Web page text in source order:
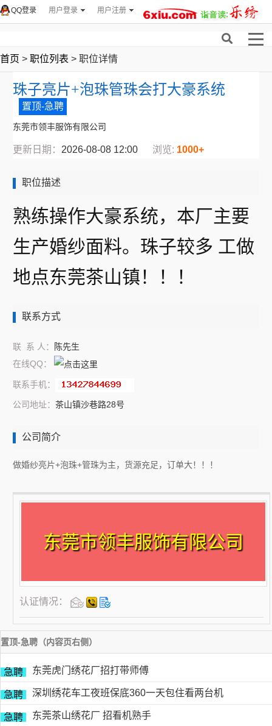
用户登录 用户注册
QQ登录
首页 > 职位列表 > 职位详情
珠子亮片+泡珠管珠会打大豪系统
置顶-急聘
东莞市领丰服饰有限公司
更新日期： 2026-08-08 12:00 浏览: 1000+
职位描述
熟练操作大豪系统，本厂主要
生产婚纱面料。珠子较多 工做
地点东莞茶山镇！！！
联系方式
联 系 人：
陈先生
在线QQ：
联系手机：
公司地址： 茶山镇沙巷路28号
公司简介
做婚纱亮片+泡珠+管珠为主，货源充足，订单大！！！
东莞市领丰服饰有限公司
认证情况：
置顶-急聘（内容页右侧）
急聘 东莞虎门绣花厂招打带师傅
急聘 深圳绣花车工夜班保底360一天包住看两台机
急聘 东莞茶山绣花厂 招看机熟手